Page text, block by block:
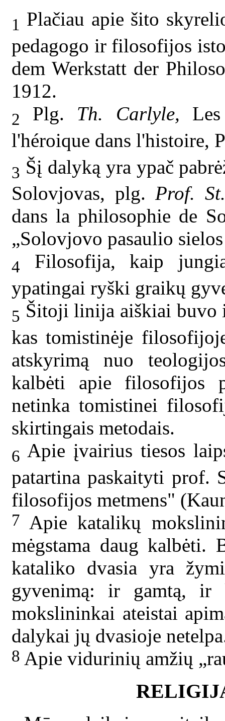
1 Plačiau apie šito
pedagogo ir filosofijos
dem Werkstatt der
1912.
2 Plg. Th. Carlyle,
l'héroique dans l'histoire,
3 Šį dalyką yra ypač
Solovjovas, plg. Prof.
dans la philosophie de
„Solovjovo pasaulio
4
Filosofija, kaip
ypatingai ryški graikų
5 Šitoji linija aiškiai buvo
kas tomistinėje
atskyrimą nuo
kalbėti apie filosofijos
netinka tomistinei
skirtingais metodais.
6 Apie įvairius tiesos
patartina paskaityti prof.
filosofijos metmens"
7 Apie katalikų
mėgstama daug kalbėti.
kataliko dvasia yra
gyvenimą: ir gamtą,
mokslininkai ateistai
dalykai jų dvasioje
8 Apie vidurinių amžių